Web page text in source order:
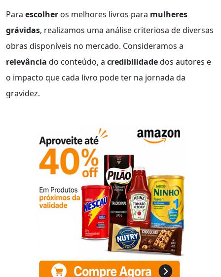
Para escolher os melhores livros para mulheres
grávidas, realizamos uma análise criteriosa de diversas
obras disponíveis no mercado. Consideramos a
relevância do conteúdo, a credibilidadedos autores e
o impacto que cada livro pode ter na jornada da
gravidez.